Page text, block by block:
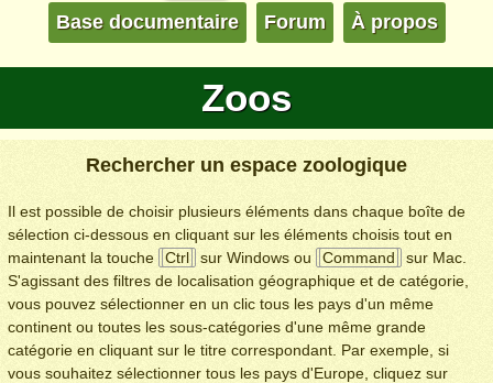
Base documentaire Forum À propos
Zoos
Rechercher un espace zoologique
Il est possible de choisir plusieurs éléments dans chaque boîte de
sélection ci-dessous en cliquant sur les éléments choisis tout en
maintenant la touche
Ctrl sur Windows ou Command
sur Mac.
S'agissant des filtres de localisation géographique et de catégorie,
vous pouvez sélectionner en un clic tous les pays d'un même
continent ou toutes les sous-catégories d'une même grande
catégorie en cliquant sur le titre correspondant. Par exemple, si
vous souhaitez sélectionner tous les pays d'Europe, cliquez sur